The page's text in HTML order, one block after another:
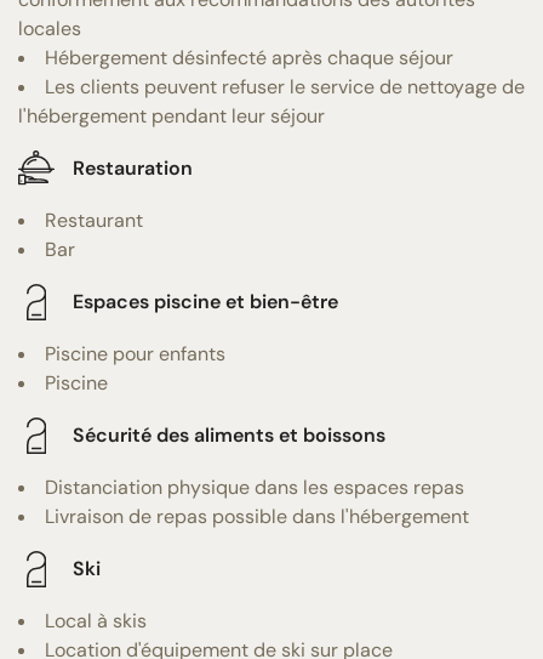
locales
Hébergement désinfecté après chaque séjour
Les clients peuvent refuser le service de nettoyage de
l'hébergement pendant leur séjour
Restauration
Restaurant
Bar
Espaces piscine et bien-être
Piscine pour enfants
Piscine
Sécurité des aliments et boissons
Distanciation physique dans les espaces repas
Livraison de repas possible dans l'hébergement
Ski
Local à skis
Location d'équipement de ski sur place